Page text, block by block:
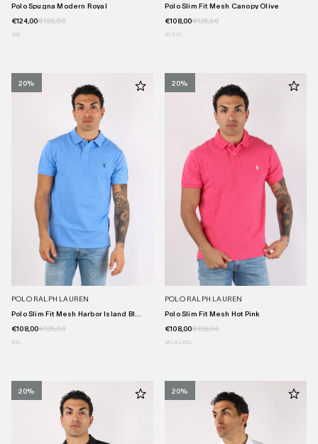
Polo Spugna Modern Royal
€124,00€155,00
SM
Polo Slim Fit Mesh Canopy Olive
€108,00€135,00
XL XXL
20%
POLO RALPH LAUREN
Polo Slim Fit Mesh Harbor Island Bl...
€108,00€135,00
XXL
20%
POLO RALPH LAUREN
Polo Slim Fit Mesh Hot Pink
€108,00€135,00
M L XL XXL
20% 20%